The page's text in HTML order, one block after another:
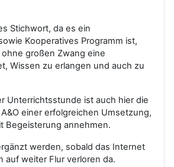
Stichwort, da es ein
Kooperatives Programm ist,
großen Zwang eine
Wissen zu erlangen und auch zu
Unterrichtsstunde ist auch hier die
einer erfolgreichen Umsetzung,
Begeisterung annehmen.
werden, sobald das Internet
auf weiter Flur verloren da.